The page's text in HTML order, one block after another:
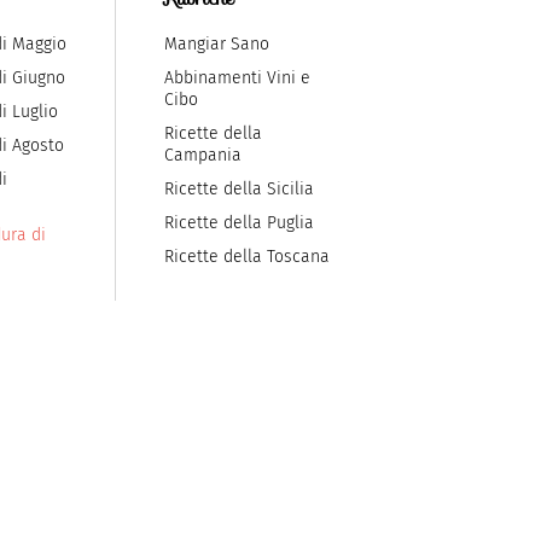
Maggio
Giugno
Luglio
Agosto
di
Mangiar Sano
Abbinamenti Vini e
Cibo
Ricette della
Campania
Ricette della Sicilia
Ricette della Puglia
Ricette della Toscana